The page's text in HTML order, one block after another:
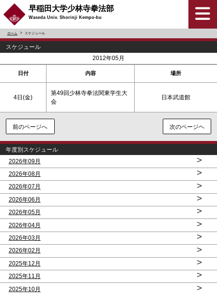
早稲田大学少林寺拳法部
Waseda Univ. Shorinji Kempo-bu
ホーム スケジュール
スケジュール
2012年05月
日付 内容 場所
4日(金)
第49回少林寺拳法関東学生大
会
日本武道館
前のページへ 次のページヘ
年度別スケジュール
2026年09月
>
2026年08月 >
2026年07月 >
2026年06月 >
2026年05月 >
2026年04月 >
2026年03月 >
2026年02月 >
2025年12月 >
2025年11月 >
2025年10月 >